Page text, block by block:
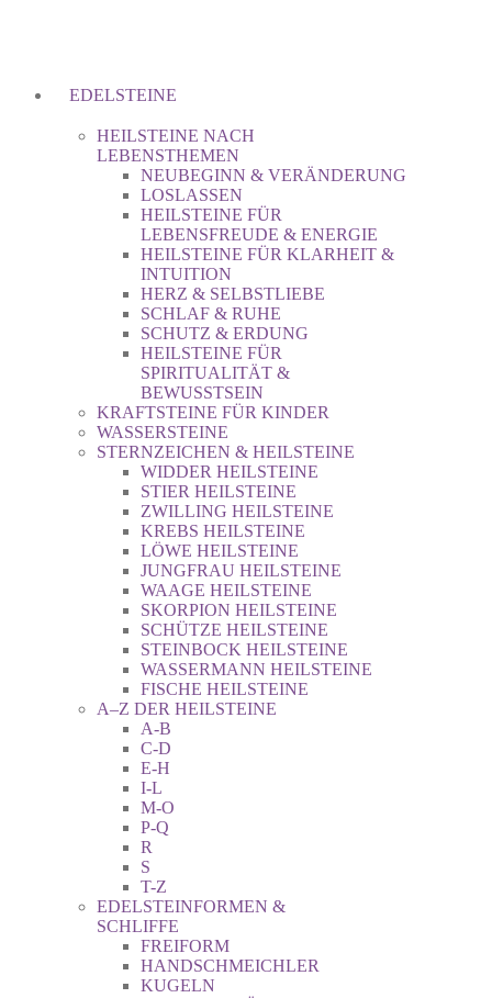
EDELSTEINE
HEILSTEINE NACH
LEBENSTHEMEN
NEUBEGINN & VERÄNDERUNG
LOSLASSEN
HEILSTEINE FÜR
LEBENSFREUDE & ENERGIE
HEILSTEINE FÜR KLARHEIT &
INTUITION
HERZ & SELBSTLIEBE
SCHLAF & RUHE
SCHUTZ & ERDUNG
HEILSTEINE FÜR
SPIRITUALITÄT &
BEWUSSTSEIN
KRAFTSTEINE FÜR KINDER
WASSERSTEINE
STERNZEICHEN & HEILSTEINE
WIDDER HEILSTEINE
STIER HEILSTEINE
ZWILLING HEILSTEINE
KREBS HEILSTEINE
LÖWE HEILSTEINE
JUNGFRAU HEILSTEINE
WAAGE HEILSTEINE
SKORPION HEILSTEINE
SCHÜTZE HEILSTEINE
STEINBOCK HEILSTEINE
WASSERMANN HEILSTEINE
FISCHE HEILSTEINE
A–Z DER HEILSTEINE
A-B
C-D
E-H
I-L
M-O
P-Q
R
S
T-Z
EDELSTEINFORMEN &
SCHLIFFE
FREIFORM
HANDSCHMEICHLER
KUGELN